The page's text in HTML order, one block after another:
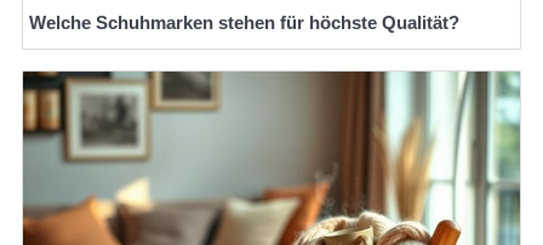
Welche Schuhmarken stehen für höchste Qualität?